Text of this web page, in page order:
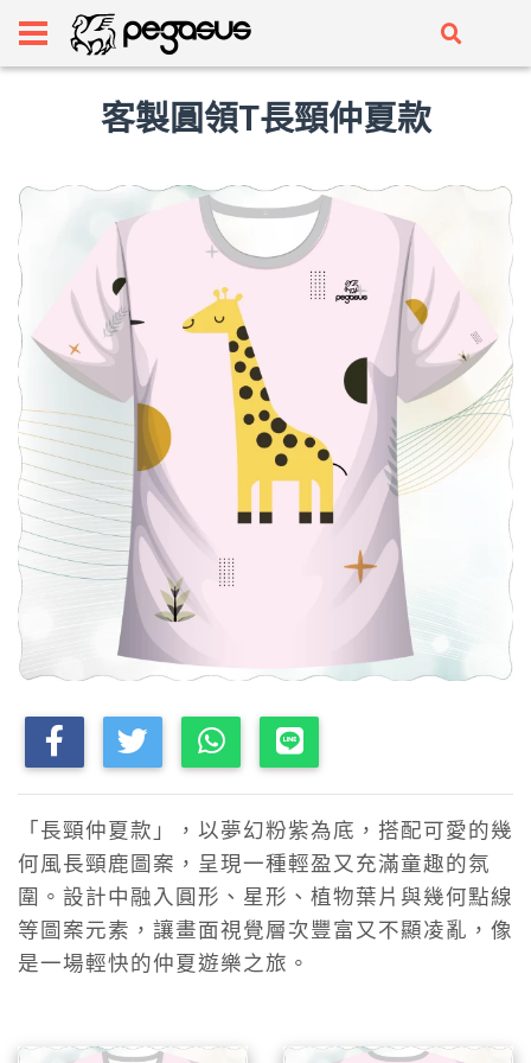
客製圓領T長頸仲夏款
「長頸仲夏款」，以夢幻粉紫為底，搭配可愛的幾
何風長頸鹿圖案，呈現一種輕盈又充滿童趣的氛
圍。設計中融入圓形、星形、植物葉片與幾何點線
等圖案元素，讓畫面視覺層次豐富又不顯凌亂，像
是一場輕快的仲夏遊樂之旅。